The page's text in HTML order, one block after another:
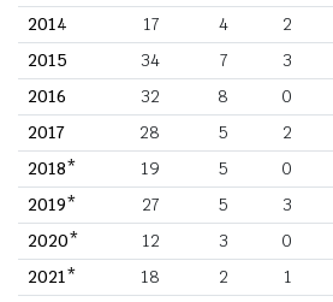
2014
17 4 2
2015
34 7 3
2016
32 8 0
2017
28 5 2
2018*
19 5 0
2019*
27 5 3
2020*
12 3 0
2021*
18 2 1